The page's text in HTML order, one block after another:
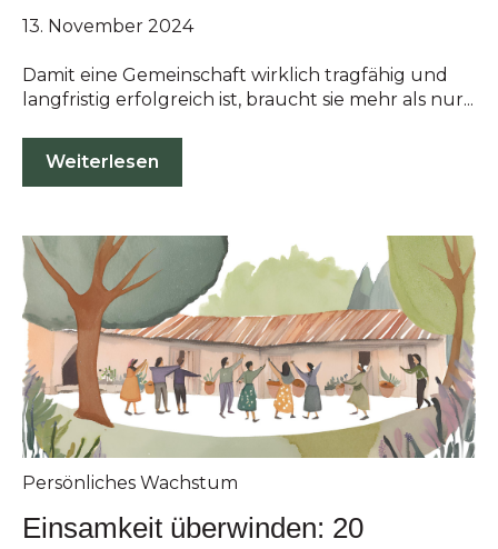
13. November 2024
Damit eine Gemeinschaft wirklich tragfähig und
langfristig erfolgreich ist, braucht sie mehr als nur...
Weiterlesen
Persönliches Wachstum
Einsamkeit überwinden: 20